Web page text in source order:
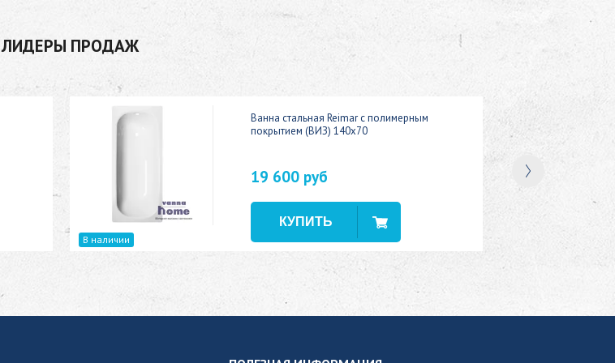
ЛИДЕРЫ ПРОДАЖ
В наличии
Ванна стальная Reimar с полимерным
покрытием (ВИЗ) 140x70
19 600 руб